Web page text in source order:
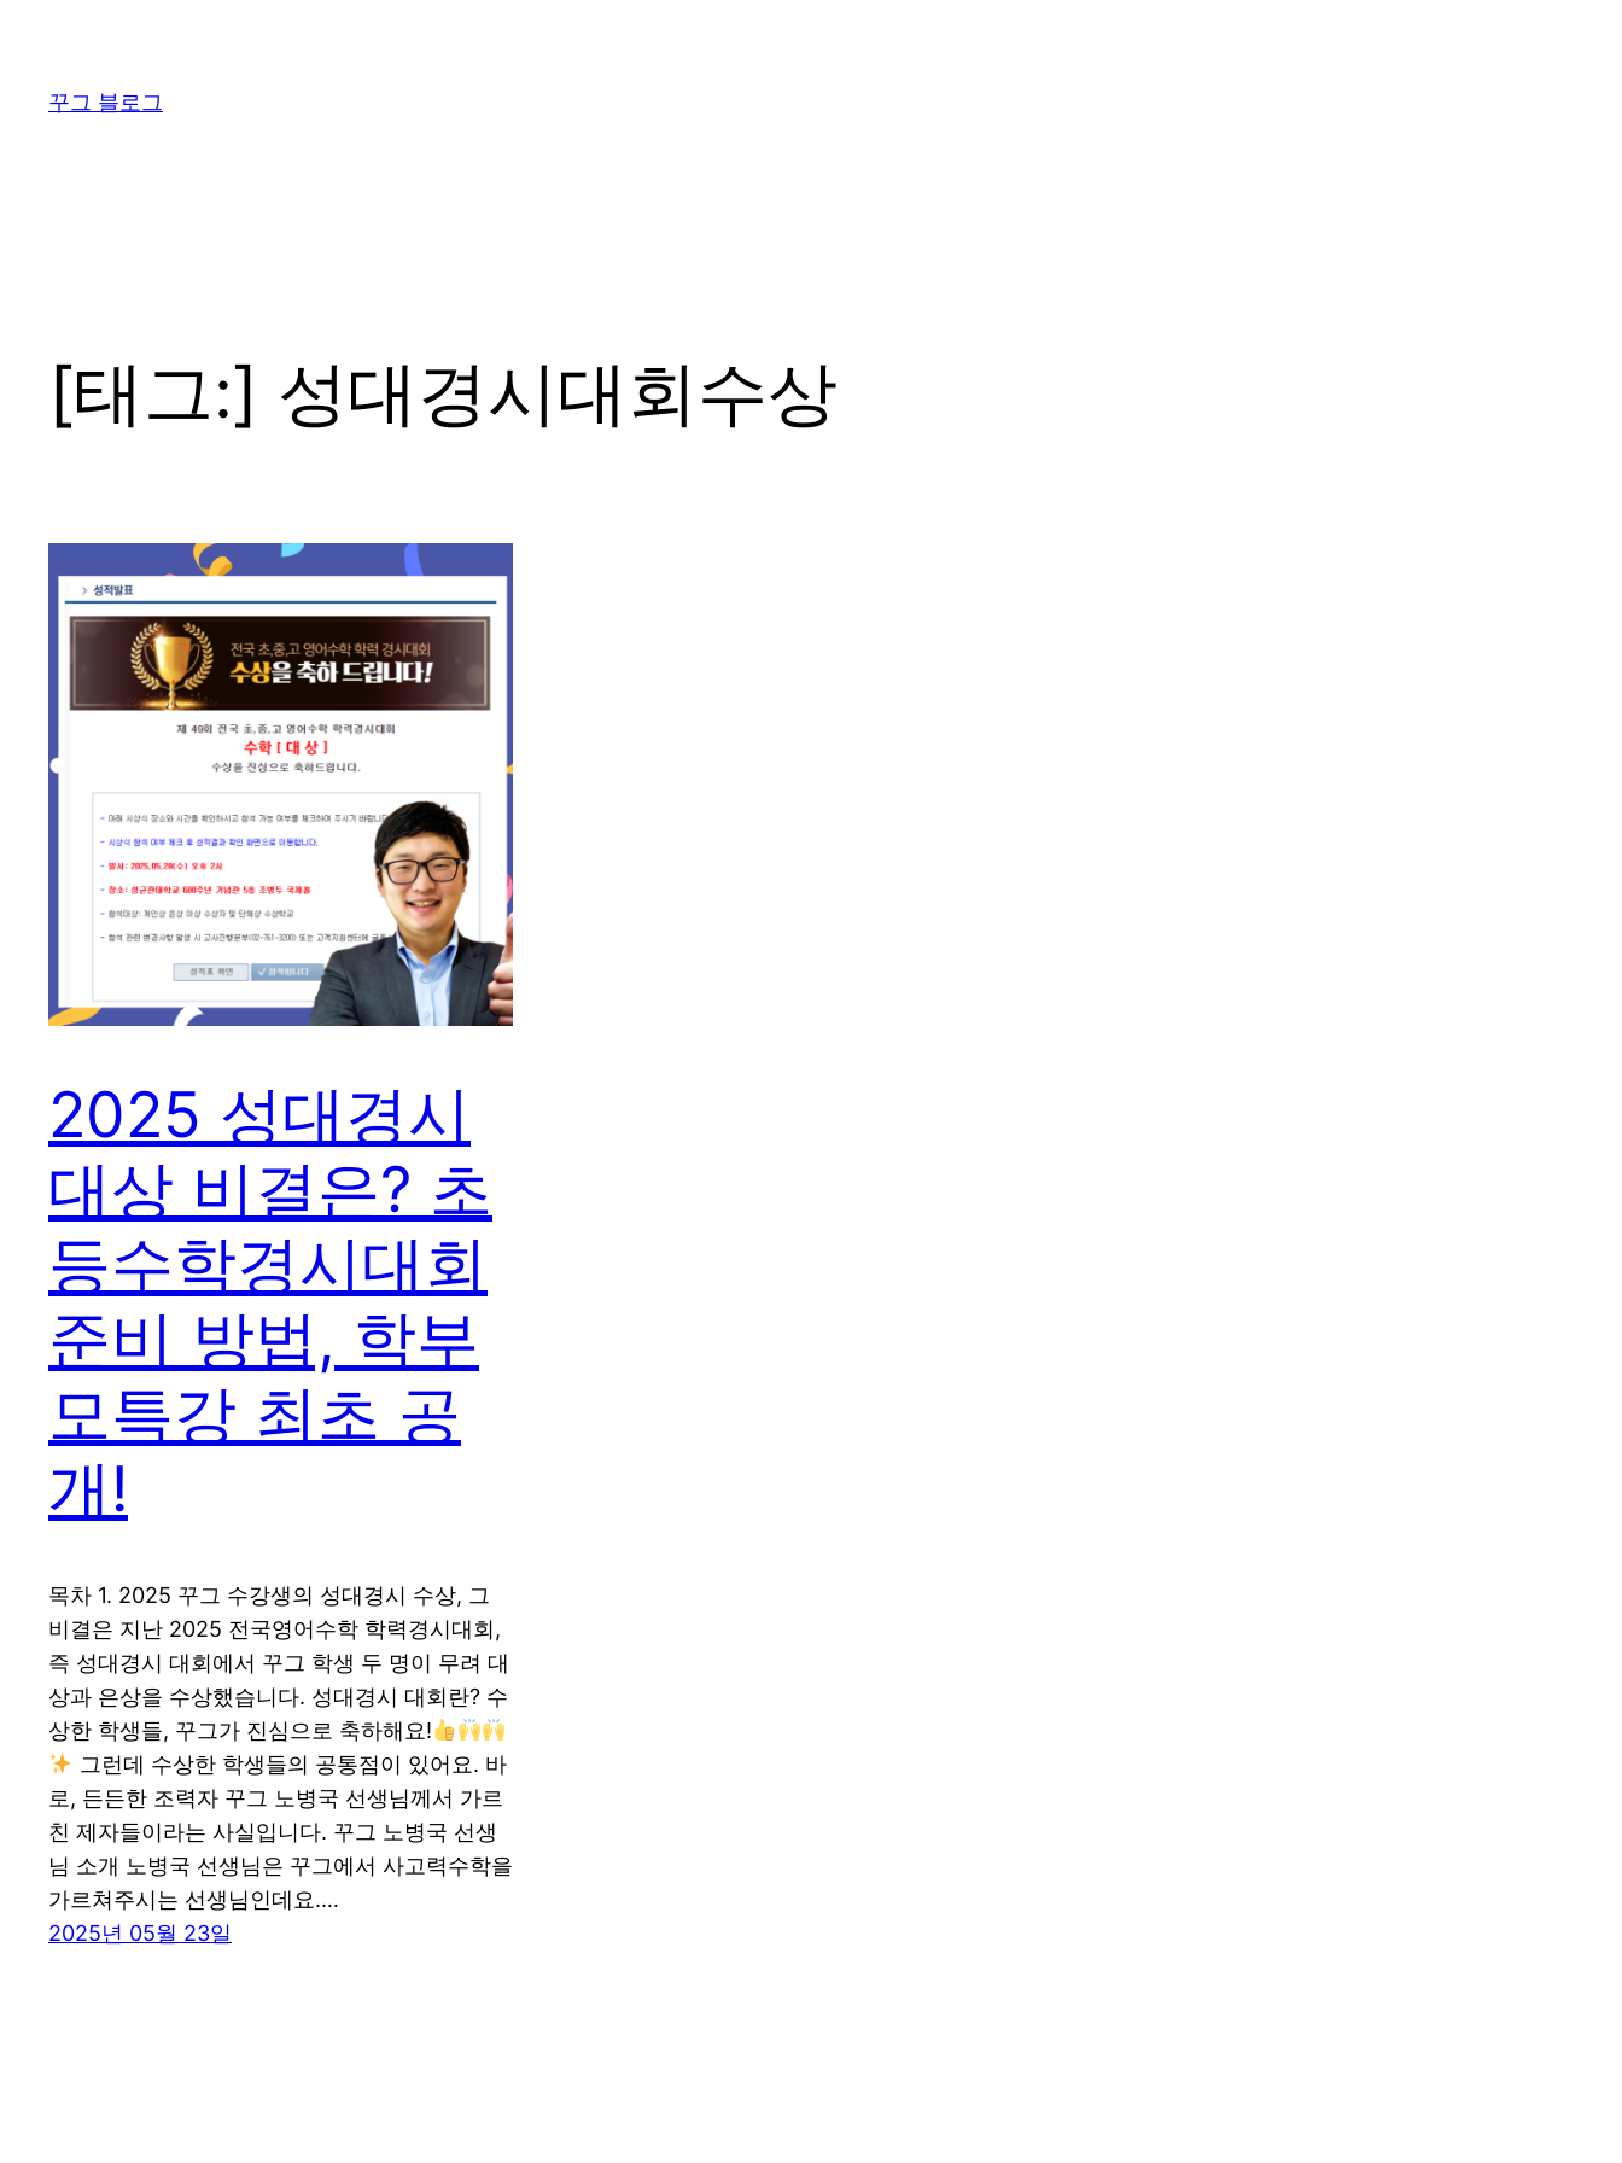
꾸그 블로그
[태그:] 성대경시대회수상
2025 성대경시
대상 비결은? 초
등수학경시대회
준비 방법, 학부
모특강 최초 공
개!
목차 1. 2025 꾸그 수강생의 성대경시 수상, 그
비결은 지난 2025 전국영어수학 학력경시대회,
즉 성대경시 대회에서 꾸그 학생 두 명이 무려 대
상과 은상을 수상했습니다. 성대경시 대회란? 수
상한 학생들, 꾸그가 진심으로 축하해요!
그런데 수상한 학생들의 공통점이 있어요. 바
로, 든든한 조력자 꾸그 노병국 선생님께서 가르
친 제자들이라는 사실입니다. 꾸그 노병국 선생
님 소개 노병국 선생님은 꾸그에서 사고력수학을
가르쳐주시는 선생님인데요.…
2025년 05월 23일